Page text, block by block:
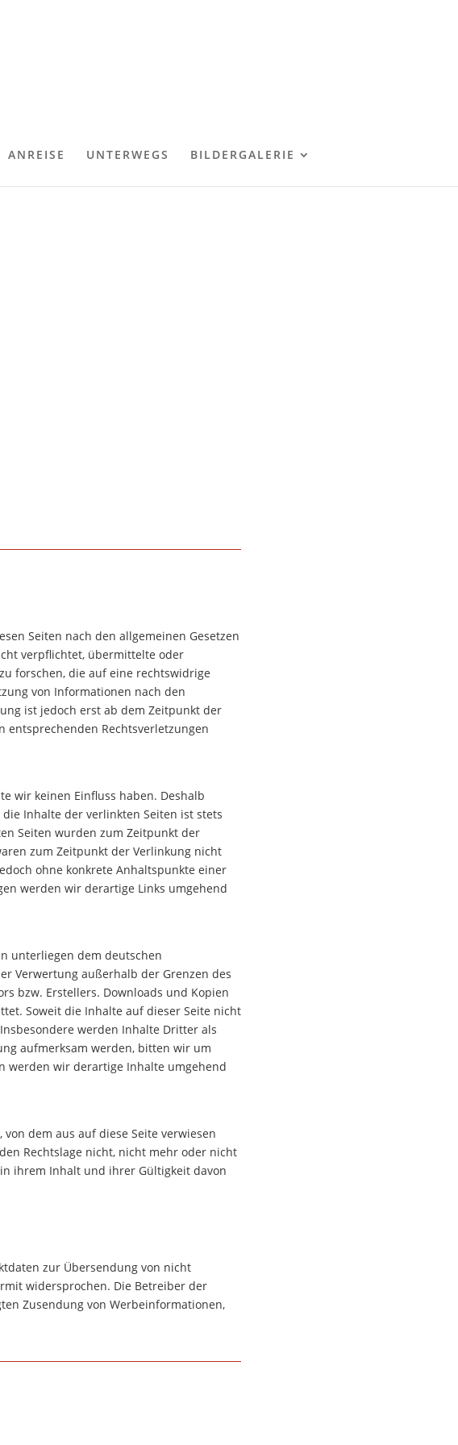
ANREISE UNTERWEGS BILDERGALERIE
Seiten nach den allgemeinen Gesetzen
verpflichtet, übermittelte oder
forschen, die auf eine rechtswidrige
von Informationen nach den
ist jedoch erst ab dem Zeitpunkt der
entsprechenden Rechtsverletzungen
wir keinen Einfluss haben. Deshalb
Inhalte der verlinkten Seiten ist stets
Seiten wurden zum Zeitpunkt der
zum Zeitpunkt der Verlinkung nicht
ohne konkrete Anhaltspunkte einer
werden wir derartige Links umgehend
unterliegen dem deutschen
Verwertung außerhalb der Grenzen des
bzw. Erstellers. Downloads und Kopien
Soweit die Inhalte auf dieser Seite nicht
werden Inhalte Dritter als
aufmerksam werden, bitten wir um
werden wir derartige Inhalte umgehend
dem aus auf diese Seite verwiesen
Rechtslage nicht, nicht mehr oder nicht
ihrem Inhalt und ihrer Gültigkeit davon
zur Übersendung von nicht
widersprochen. Die Betreiber der
Zusendung von Werbeinformationen,